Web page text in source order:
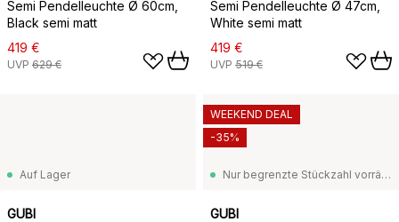
Semi Pendelleuchte Ø 60cm,
Black semi matt
419 €
UVP 629 €
Semi Pendelleuchte Ø 47cm,
White semi matt
419 €
UVP 519 €
Auf Lager
GUBI
Nur begrenzte Stückzahl vorrätig
GUBI
WEEKEND DEAL
-35%